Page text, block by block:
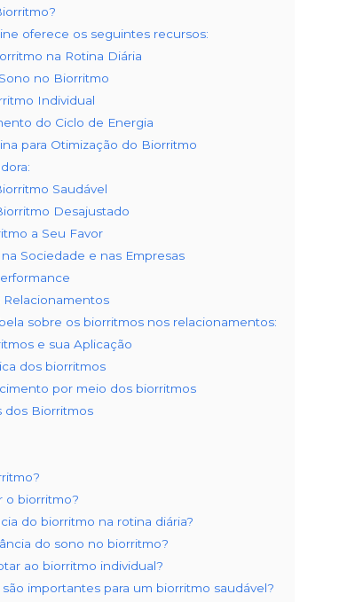
oferece os seguintes recursos:
na Rotina Diária
no Biorritmo
Individual
do Ciclo de Energia
para Otimização do Biorritmo
Saudável
Desajustado
a Seu Favor
Sociedade e nas Empresas
sobre os biorritmos nos relacionamentos:
e sua Aplicação
dos biorritmos
por meio dos biorritmos
dos Biorritmos
o biorritmo?
do biorritmo na rotina diária?
do sono no biorritmo?
ao biorritmo individual?
importantes para um biorritmo saudável?